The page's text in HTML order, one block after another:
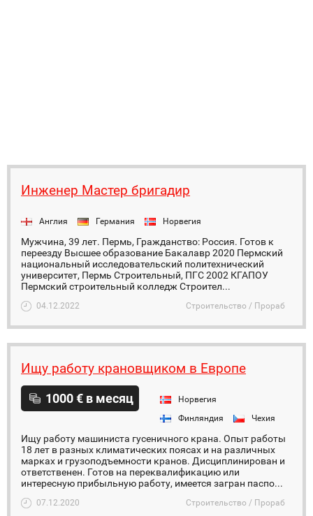
Инженер Мастер бригадир
Англия Германия Норвегия
Мужчина, 39 лет. Пермь, Гражданство: Россия. Готов к
переезду Высшее образование Бакалавр 2020 Пермский
национальный исследовательский политехнический
университет, Пермь Строительный, ПГС 2002 КГАПОУ
Пермский строительный колледж Строител...
04.12.2022 Строительство / Прораб
Ищу работу крановщиком в Европе
1000 € в месяц
Норвегия
Финляндия
Чехия
Ищу работу машиниста гусеничного крана. Опыт работы
18 лет в разных климатических поясах и на различных
марках и грузоподъемности кранов. Дисциплинирован и
ответственен. Готов на переквалификацию или
интересную прибыльную работу, имеется загран паспо...
07.12.2020 Строительство / Прораб